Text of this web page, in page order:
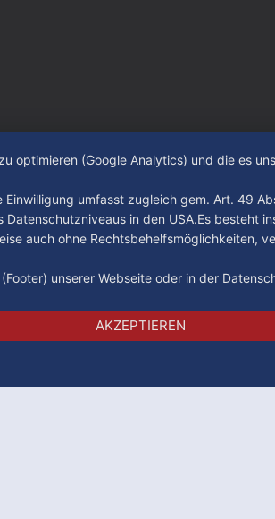
ImpressumDatenschutzAGB
optimieren (Google Analytics) und die es
umfasst zugleich gem. Art. 49
in den USA.Es
auch ohne Rechtsbehelfsmöglichkeiten,
unserer Webseite oder in der
AKZEPTIEREN